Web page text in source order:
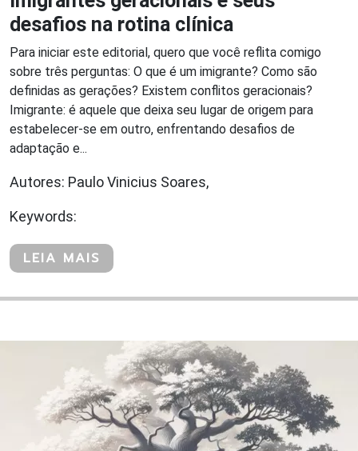
desafios na rotina clínica
Para iniciar este editorial, quero que você reflita comigo
sobre três perguntas: O que é um imigrante? Como são
definidas as gerações? Existem conflitos geracionais?
Imigrante: é aquele que deixa seu lugar de origem para
estabelecer-se em outro, enfrentando desafios de
adaptação e...
Autores: Paulo Vinicius Soares,
Keywords:
LEIA MAIS